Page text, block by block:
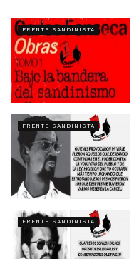
FRENTE SANDINISTA
FRENTE SANDINISTA
FRENTE SANDINISTA